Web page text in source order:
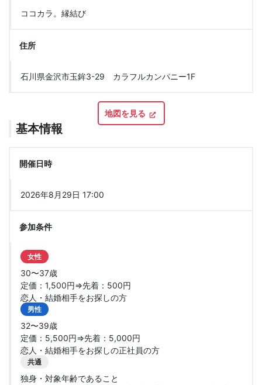
ココカラ。縁結び
住所
石川県金沢市玉鉾3-29 カラフルカンパニー1F
地図を見る
基本情報
開催日時
2026年8月29日 17:00
参加条件
女性
30〜37歳
定価：1,500円⇒先着：500円
恋人・結婚相手をお探しの方
男性
32〜39歳
定価：5,500円⇒先着：5,000円
恋人・結婚相手をお探しの正社員の方
共通
独身・対象年齢であること